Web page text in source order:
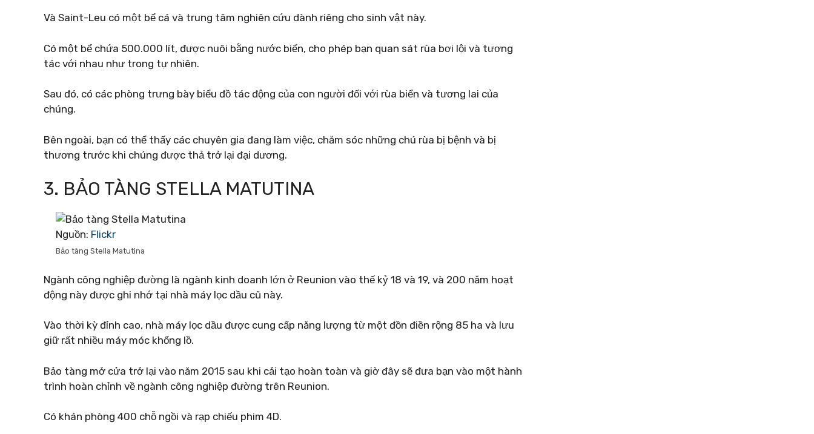
Và Saint-Leu có một bể cá và trung tâm nghiên cứu dành riêng cho sinh vật này.
Có một bể chứa 500.000 lít, được nuôi bằng nước biển, cho phép bạn quan sát rùa bơi lội và tương
tác với nhau như trong tự nhiên.
Sau đó, có các phòng trưng bày biểu đồ tác động của con người đối với rùa biển và tương lai của
chúng.
Bên ngoài, bạn có thể thấy các chuyên gia đang làm việc, chăm sóc những chú rùa bị bệnh và bị
thương trước khi chúng được thả trở lại đại dương.
3. BẢO TÀNG STELLA MATUTINA
Nguồn: Flickr
Bảo tàng Stella Matutina
Ngành công nghiệp đường là ngành kinh doanh lớn ở Reunion vào thế kỷ 18 và 19, và 200 năm hoạt
động này được ghi nhớ tại nhà máy lọc dầu cũ này.
Vào thời kỳ đỉnh cao, nhà máy lọc dầu được cung cấp năng lượng từ một đồn điền rộng 85 ha và lưu
giữ rất nhiều máy móc khổng lồ.
Bảo tàng mở cửa trở lại vào năm 2015 sau khi cải tạo hoàn toàn và giờ đây sẽ đưa bạn vào một hành
trình hoàn chỉnh về ngành công nghiệp đường trên Reunion.
Có khán phòng 400 chỗ ngồi và rạp chiếu phim 4D.